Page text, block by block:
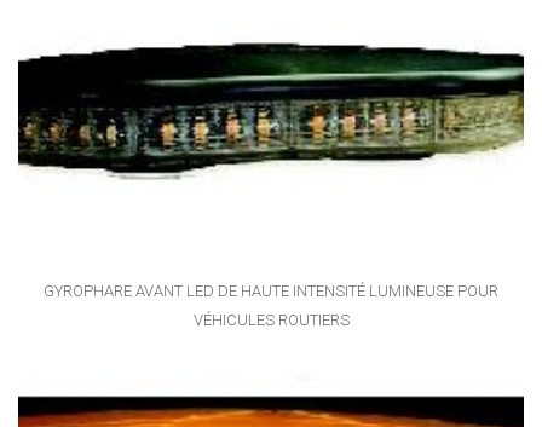
GYROPHARE AVANT LED DE HAUTE INTENSITÉ LUMINEUSE POUR
VÉHICULES ROUTIERS